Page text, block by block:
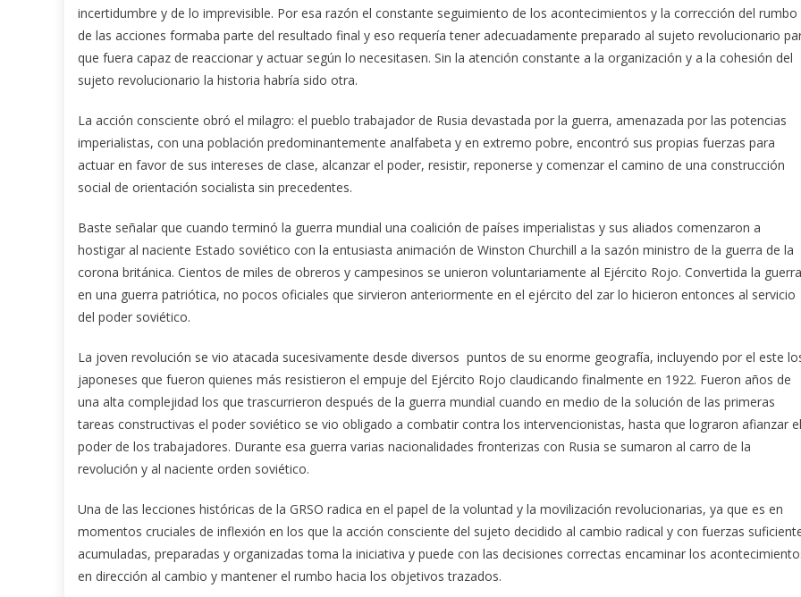
incertidumbre y de lo imprevisible. Por esa razón el constante seguimiento de los acontecimientos y la corrección del rumbo
de las acciones formaba parte del resultado final y eso requería tener adecuadamente preparado al sujeto revolucionario
que fuera capaz de reaccionar y actuar según lo necesitasen. Sin la atención constante a la organización y a la cohesión del
sujeto revolucionario la historia habría sido otra.
La acción consciente obró el milagro: el pueblo trabajador de Rusia devastada por la guerra, amenazada por las potencias
imperialistas, con una población predominantemente analfabeta y en extremo pobre, encontró sus propias fuerzas para
actuar en favor de sus intereses de clase, alcanzar el poder, resistir, reponerse y comenzar el camino de una construcción
social de orientación socialista sin precedentes.
Baste señalar que cuando terminó la guerra mundial una coalición de países imperialistas y sus aliados comenzaron a
hostigar al naciente Estado soviético con la entusiasta animación de Winston Churchill a la sazón ministro de la guerra de la
corona británica. Cientos de miles de obreros y campesinos se unieron voluntariamente al Ejército Rojo. Convertida la guerra
en una guerra patriótica, no pocos oficiales que sirvieron anteriormente en el ejército del zar lo hicieron entonces al servicio
del poder soviético.
La joven revolución se vio atacada sucesivamente desde diversos puntos de su enorme geografía, incluyendo por el este
japoneses que fueron quienes más resistieron el empuje del Ejército Rojo claudicando finalmente en 1922. Fueron años de
una alta complejidad los que trascurrieron después de la guerra mundial cuando en medio de la solución de las primeras
tareas constructivas el poder soviético se vio obligado a combatir contra los intervencionistas, hasta que lograron afianzar el
poder de los trabajadores. Durante esa guerra varias nacionalidades fronterizas con Rusia se sumaron al carro de la
revolución y al naciente orden soviético.
Una de las lecciones históricas de la GRSO radica en el papel de la voluntad y la movilización revolucionarias, ya que es en
momentos cruciales de inflexión en los que la acción consciente del sujeto decidido al cambio radical y con fuerzas
acumuladas, preparadas y organizadas toma la iniciativa y puede con las decisiones correctas encaminar los
en dirección al cambio y mantener el rumbo hacia los objetivos trazados.